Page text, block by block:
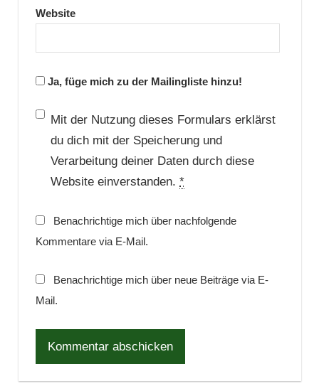
Website
Ja, füge mich zu der Mailingliste hinzu!
Mit der Nutzung dieses Formulars erklärst
du dich mit der Speicherung und
Verarbeitung deiner Daten durch diese
Website einverstanden. *
Benachrichtige mich über nachfolgende
Kommentare via E-Mail.
Benachrichtige mich über neue Beiträge via E-
Mail.